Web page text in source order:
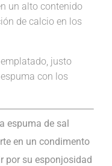
un alto contenido
de calcio en los
justo
con los
espuma de sal
en un condimento
por su esponjosidad